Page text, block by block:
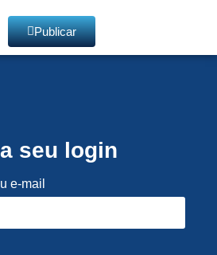
Publicar
seu login
e-mail